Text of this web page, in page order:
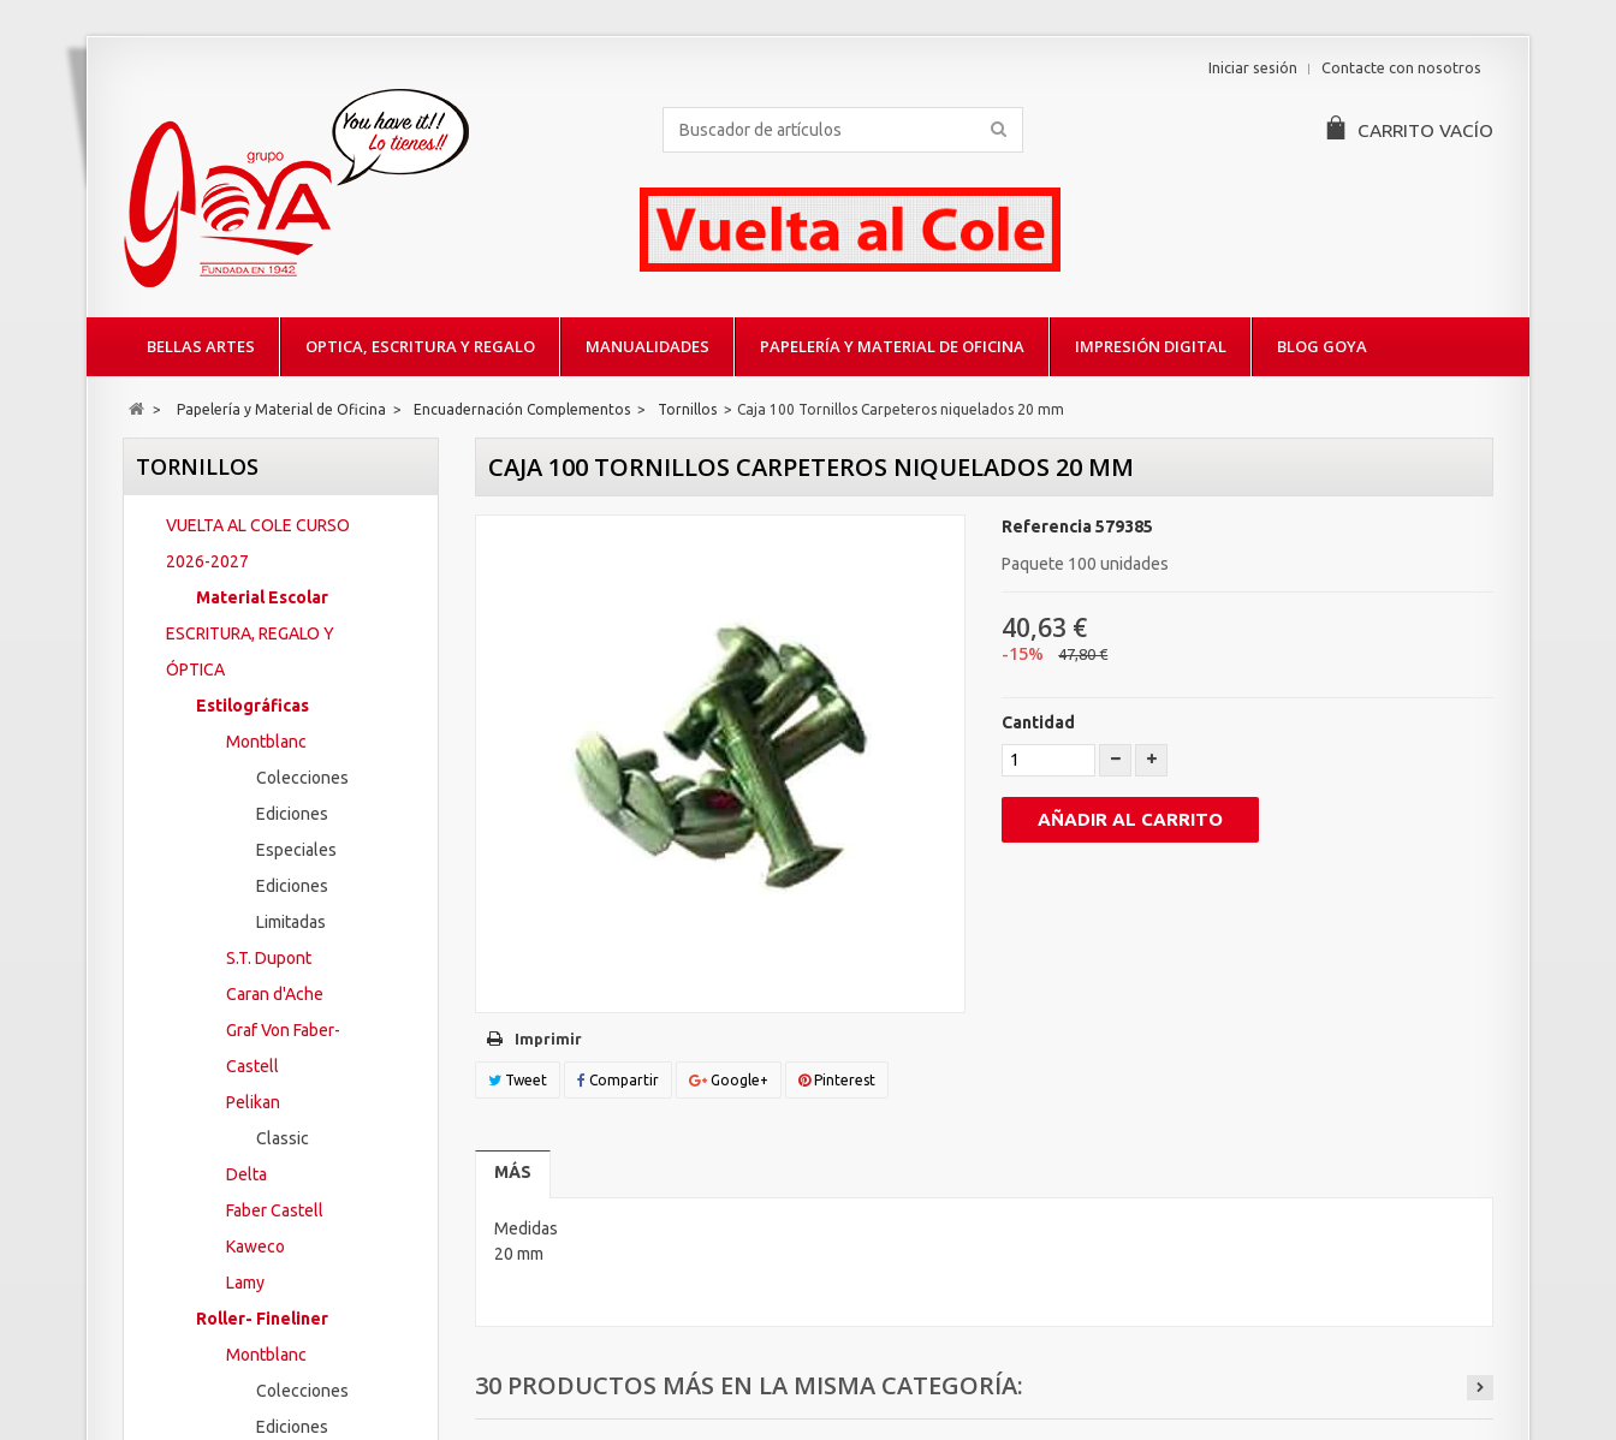
Contacte con nosotros
Iniciar sesión
CARRITO VACÍO
BELLAS ARTES OPTICA, ESCRITURA Y REGALO MANUALIDADES PAPELERÍA Y MATERIAL DE OFICINA IMPRESIÓN DIGITAL BLOG GOYA
> Papelería y Material de Oficina > Encuadernación Complementos > Tornillos > Caja 100 Tornillos Carpeteros niquelados 20 mm
TORNILLOS
VUELTA AL COLE CURSO
2026-2027
Material Escolar
ESCRITURA, REGALO Y
ÓPTICA
Estilográficas
Montblanc
Colecciones
Ediciones
Especiales
Ediciones
Limitadas
S.T. Dupont
Caran d'Ache
Graf Von Faber-
Castell
Pelikan
Classic
Delta
Faber Castell
Kaweco
Lamy
Roller- Fineliner
Montblanc
Colecciones
Ediciones
CAJA 100 TORNILLOS CARPETEROS NIQUELADOS 20 MM
Imprimir
Tweet Compartir Google+ Pinterest
Referencia 579385
Paquete 100 unidades
40,63 €
-15% 47,80 €
Cantidad
AÑADIR AL CARRITO
MÁS
Medidas
20 mm
30 PRODUCTOS MÁS EN LA MISMA CATEGORÍA: